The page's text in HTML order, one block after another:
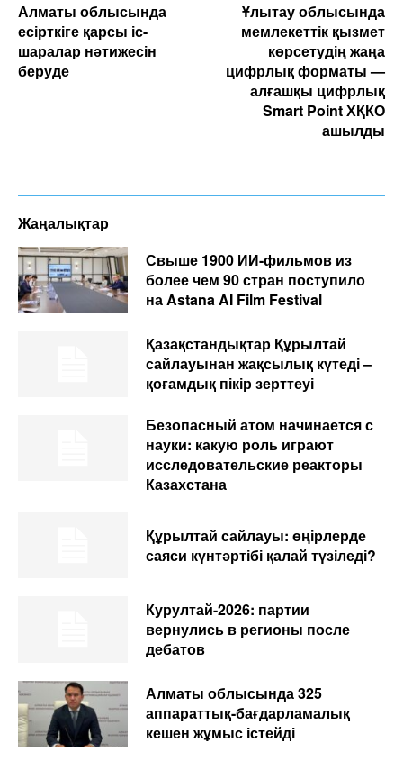
Алматы облысында
есірткіге қарсы іс-
шаралар нәтижесін
беруде
Ұлытау облысында
мемлекеттік қызмет
көрсетудің жаңа
цифрлық форматы —
алғашқы цифрлық
Smart Point ХҚКО
ашылды
Жаңалықтар
Свыше 1900 ИИ-фильмов из
более чем 90 стран поступило
на Astana AI Film Festival
Қазақстандықтар Құрылтай
сайлауынан жақсылық күтеді –
қоғамдық пікір зерттеуі
Безопасный атом начинается с
науки: какую роль играют
исследовательские реакторы
Казахстана
Құрылтай сайлауы: өңірлерде
саяси күнтәртібі қалай түзіледі?
Курултай-2026: партии
вернулись в регионы после
дебатов
Алматы облысында 325
аппараттық-бағдарламалық
кешен жұмыс істейді